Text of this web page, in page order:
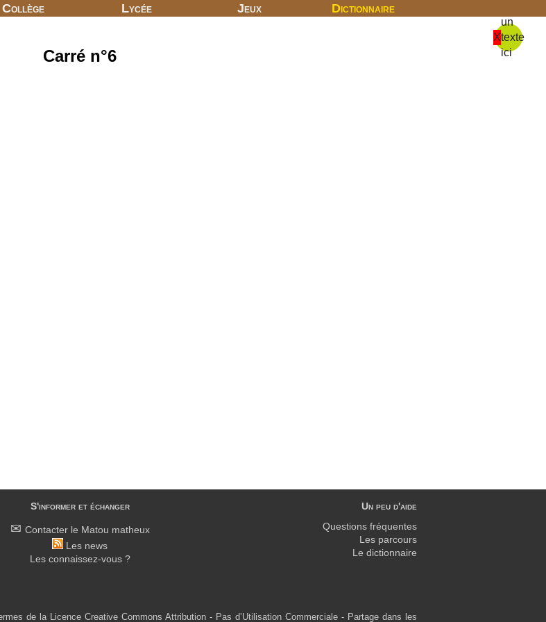
Collège Lycée Jeux Dictionnaire
X
un
texte
ici
Carré n°6
S'informer et échanger
Contacter le Matou matheux
Les news
Les connaissez-vous ?
Un peu d'aide
Questions fréquentes
Les parcours
Le dictionnaire
de la Licence Creative Commons Attribution - Pas d’Utilisation Commerciale - Partage dans les